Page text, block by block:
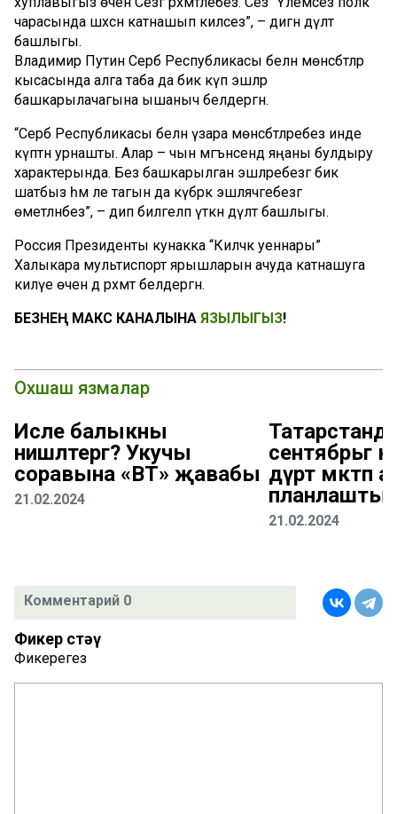
чарасында шәхсән катнашып киләсез”, – дигән дәүләт
башлыгы.
Владимир Путин Серб Республикасы белән мөнәсәбәтләр
кысасында алга таба да бик күп эшләр
башкарылачагына ышаныч белдергән.
“Серб Республикасы белән үзара мөнәсәбәтләребез инде
күптән урнашты. Алар – чын мәгънәсендә яңаны булдыру
характерында. Без башкарылган эшләребезгә бик
шатбыз һәм әле тагын да күбрәк эшләячәгебезгә
өметләнәбез”, – дип билгеләп үткән дәүләт башлыгы.
Россия Президенты кунакка “Киләчәк уеннары”
Халыкара мультиспорт ярышларын ачуда катнашуга
килүе өчен дә рәхмәт белдергән.
БЕЗНЕҢ МАКС КАНАЛЫНА ЯЗЫЛЫГЫЗ!
Охшаш язмалар
Исле балыкны
нишләтергә? Укучы
соравына «ВТ» җавабы
21.02.2024
сентябрьгә
дүрт мәктәп
21.02.2024
Комментарий 0
Фикер өстәү
Фикерегез